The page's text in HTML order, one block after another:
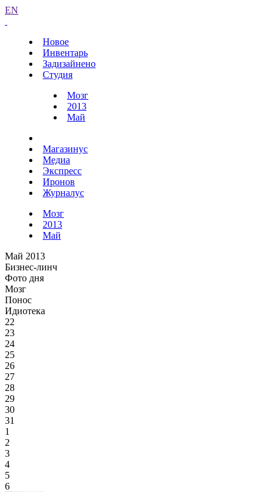
EN
Новое
Инвентарь
Задизайнено
Студия
Мозг
2013
Май
Магазинус
Медиа
Экспресс
Иронов
Журналус
Мозг
2013
Май
Май 2013
Бизнес-линч
Фото дня
Мозг
Понос
Идиотека
22
23
24
25
26
27
28
29
30
31
1
2
3
4
5
6